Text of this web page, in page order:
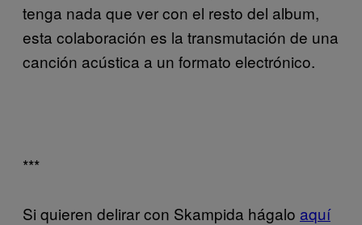
tenga nada que ver con el resto del album,
esta colaboración es la transmutación de una
canción acústica a un formato electrónico.
***
Si quieren delirar con Skampida hágalo aquí